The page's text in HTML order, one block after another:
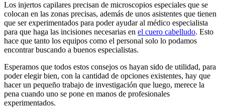
Los injertos capilares precisan de microscopios especiales que se
colocan en las zonas precisas, además de unos asistentes que tienen
que ser experimentados para poder ayudar al médico especialista
para que haga las incisiones necesarias en el cuero cabelludo. Esto
hace que tanto los equipos como el personal solo lo podamos
encontrar buscando a buenos especialistas.
Esperamos que todos estos consejos os hayan sido de utilidad, para
poder elegir bien, con la cantidad de opciones existentes, hay que
hacer un pequeño trabajo de investigación que luego, merece la
pena cuando uno se pone en manos de profesionales
experimentados.